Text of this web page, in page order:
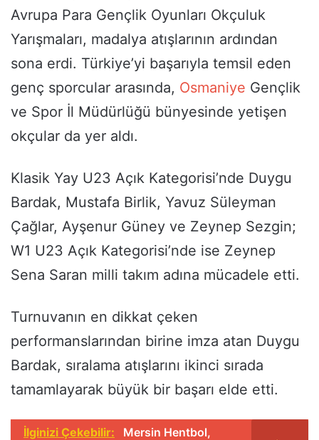
Avrupa Para Gençlik Oyunları Okçuluk
Yarışmaları, madalya atışlarının ardından
sona erdi. Türkiye’yi başarıyla temsil eden
genç sporcular arasında, Osmaniye Gençlik
ve Spor İl Müdürlüğü bünyesinde yetişen
okçular da yer aldı.
Klasik Yay U23 Açık Kategorisi’nde Duygu
Bardak, Mustafa Birlik, Yavuz Süleyman
Çağlar, Ayşenur Güney ve Zeynep Sezgin;
W1 U23 Açık Kategorisi’nde ise Zeynep
Sena Saran milli takım adına mücadele etti.
Turnuvanın en dikkat çeken
performanslarından birine imza atan Duygu
Bardak, sıralama atışlarını ikinci sırada
tamamlayarak büyük bir başarı elde etti.
İlginizi Çekebilir:
Mersin Hentbol,